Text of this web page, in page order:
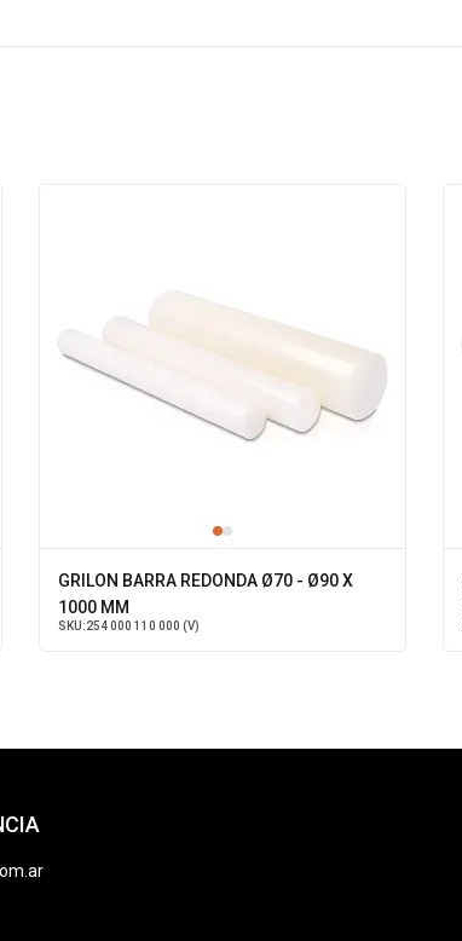
GRILON BARRA REDONDA Ø70 - Ø90 X
1000 MM
SKU:254 000 110 000 (V)